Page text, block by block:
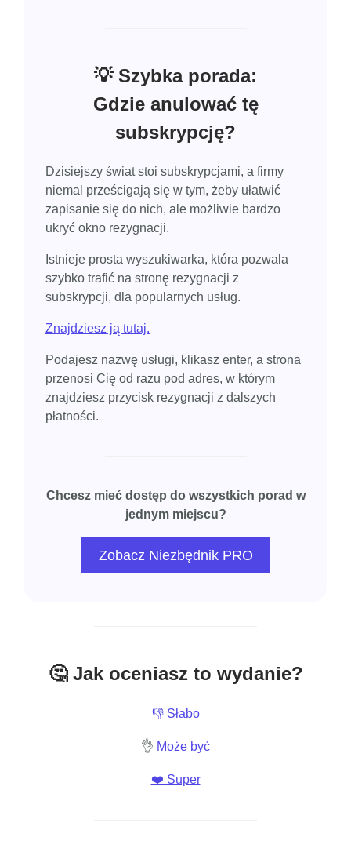
💡 Szybka porada:
Gdzie anulować tę
subskrypcję?
Dzisiejszy świat stoi subskrypcjami, a firmy
niemal prześcigają się w tym, żeby ułatwić
zapisanie się do nich, ale możliwie bardzo
ukryć okno rezygnacji.
Istnieje prosta wyszukiwarka, która pozwala
szybko trafić na stronę rezygnacji z
subskrypcji, dla popularnych usług.
Znajdziesz ją tutaj.
Podajesz nazwę usługi, klikasz enter, a strona
przenosi Cię od razu pod adres, w którym
znajdziesz przycisk rezygnacji z dalszych
płatności.
Chcesz mieć dostęp do wszystkich porad w
jednym miejscu?
Zobacz Niezbędnik PRO
🤔 Jak oceniasz to wydanie?
👎 Słabo
👌 Może być
❤️ Super